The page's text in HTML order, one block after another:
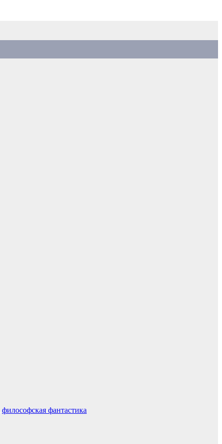
философская фантастика